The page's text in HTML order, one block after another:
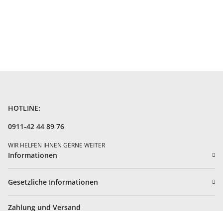
HOTLINE:
0911-42 44 89 76
WIR HELFEN IHNEN GERNE WEITER
Informationen
Gesetzliche Informationen
Zahlung und Versand